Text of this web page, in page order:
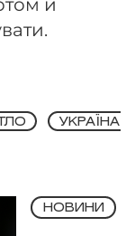
й
УКРАЇНА
НОВИНИ